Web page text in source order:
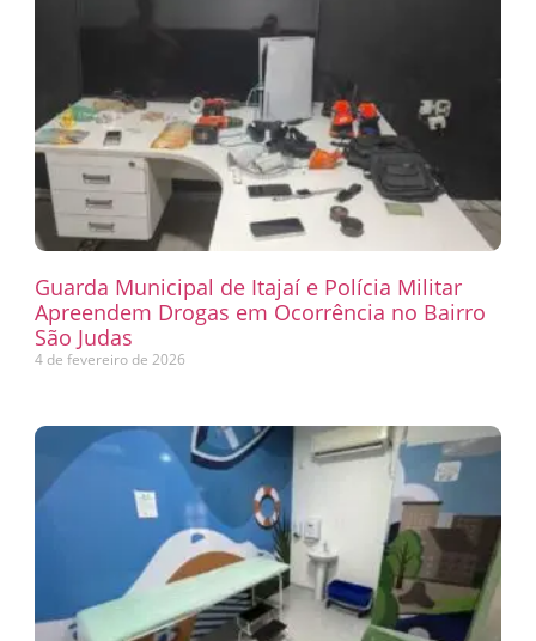
Guarda Municipal de Itajaí e Polícia Militar
Apreendem Drogas em Ocorrência no Bairro
São Judas
4 de fevereiro de 2026